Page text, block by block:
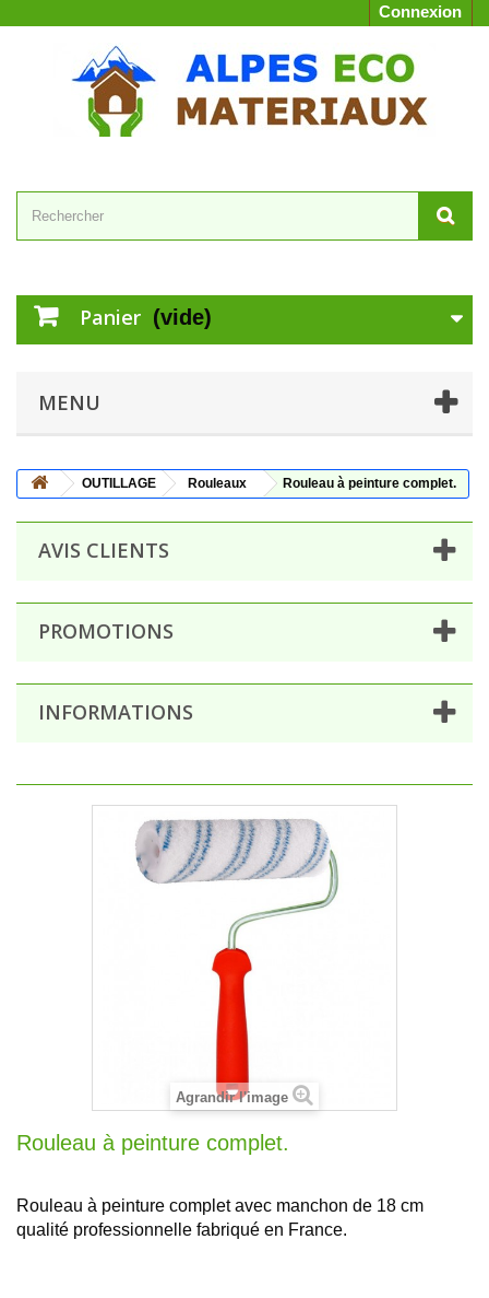
Connexion
Panier (vide)
MENU
OUTILLAGE Rouleaux Rouleau à peinture complet.
AVIS CLIENTS
PROMOTIONS
INFORMATIONS
Agrandir l'image
Rouleau à peinture complet.
Rouleau à peinture complet avec manchon de 18 cm
qualité professionnelle fabriqué en France.